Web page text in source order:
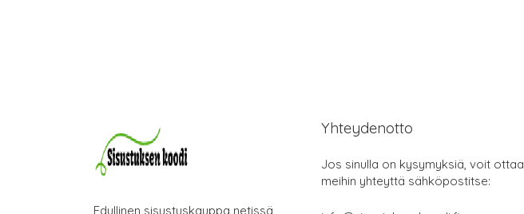
Edullinen sisustuskauppa netissä
Yhteydenotto
Jos sinulla on kysymyksiä, voit ottaa
meihin yhteyttä sähköpostitse: